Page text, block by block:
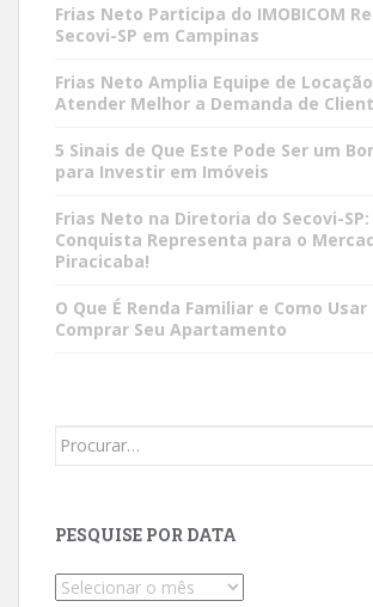
Frias Neto Participa do IMOBICOM
Secovi-SP em Campinas
Frias Neto Amplia Equipe de
Atender Melhor a Demanda de
5 Sinais de Que Este Pode Ser um
para Investir em Imóveis
Frias Neto na Diretoria do Secovi-SP:
Conquista Representa para o
Piracicaba!
O Que É Renda Familiar e Como Usar
Comprar Seu Apartamento
Search
PESQUISE POR DATA
Pesquise